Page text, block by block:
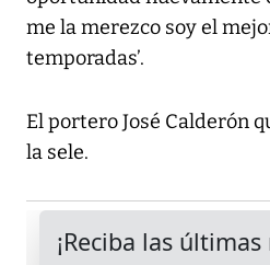
me la merezco soy el
temporadas’.
El portero José Calderón
la sele.